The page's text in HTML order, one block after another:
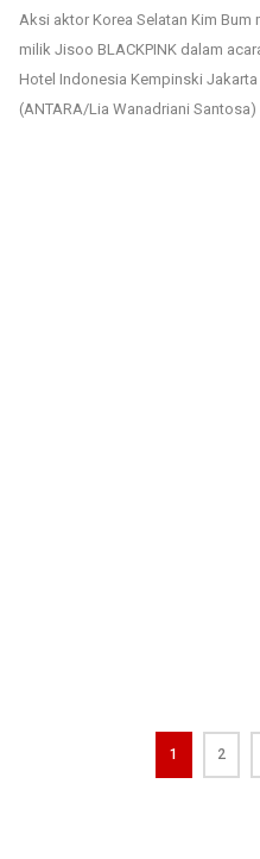
Aksi aktor Korea Selatan Kim
milik Jisoo BLACKPINK dalam
Hotel Indonesia Kempinski
(ANTARA/Lia Wanadriani Santosa)
1 2